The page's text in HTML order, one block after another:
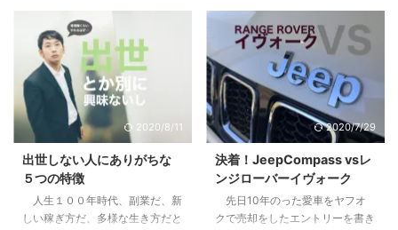
ーダーシップはあるのか疑問に思
ったり、不安になったはしていま
せんか？自分はイケてるリーダー
なのか？違うのか？気になってし
まったり。 まずはあなたの行動
特性から現在の特徴を見て見まし
ょう。 目次1 PM理論でわかるあ
なたのリーダーシップ【まずはこ
れだけは知っておこう】2 pM型
のあなたは、自己マン注意報3
Pm型のあなたは、無理にPM目指
さなくていいかも4 pm型のあな
た、大丈夫。これから楽しめる5
が多少なりとも参考になればと思
います。 目次1 先日売り先が見つ
かり200万くらい儲かった2 「時
間を資産に変える投資」という妙
味3 僕が10年持って手放した３つ
の理由3.1 全ては自分には返って
こないリターン3.2 節税効果とい
くないが、減らすことができにく
い4 やってよかったと思う２つの
こと4.1 税制や資産運用の勉強に
なる。自分で持つのは全然違う。
2020/8/11
出世しない人にありがちな
５つの特徴
人生１００年時代、副業だ、新
しい稼ぎ方だ、多様な生き方だと
2020/7/29
決着！JeepCompass vsレ
ンジローバーイヴォーク
先日10年のった愛車をヤフオ
クで売却をしたエントリーを書き